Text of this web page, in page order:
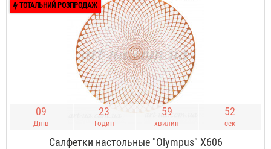
ТОТАЛЬНИЙ РОЗПРОДАЖ
09
Днів
23
Годин
59
хвилин
51
сек
Салфетки настольные "Olympus" X606